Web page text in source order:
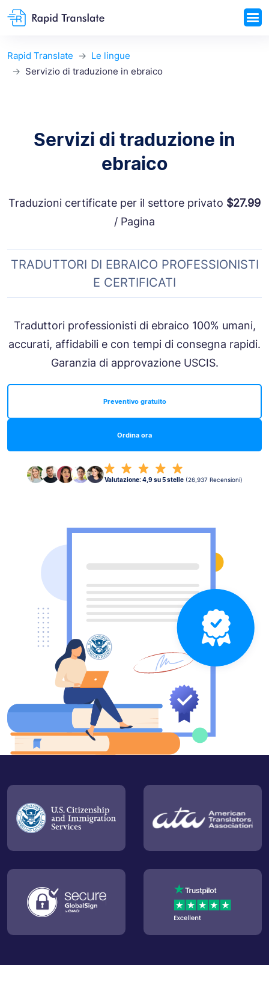
Rapid Translate
Le lingue
Servizio di traduzione in ebraico
Servizi di traduzione in
ebraico
Traduzioni certificate per il settore privato $27.99
/ Pagina
TRADUTTORI DI EBRAICO PROFESSIONISTI
E CERTIFICATI
Traduttori professionisti di ebraico 100% umani,
accurati, affidabili e con tempi di consegna rapidi.
Garanzia di approvazione USCIS.
Ordina ora
Preventivo gratuito
Valutazione: 4,9 su 5 stelle (26,937 Recensioni)